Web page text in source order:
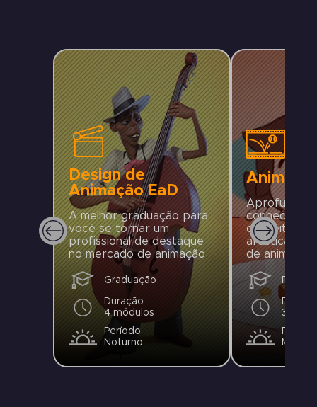
Design de
Animação EaD
A melhor graduação para
você se tornar um
profissional de destaque
no mercado de animação
Graduação
Duração
4 módulos
Período
Noturno
Aprofunde
conceitos,
artísticas e
de animação
Pós-
3